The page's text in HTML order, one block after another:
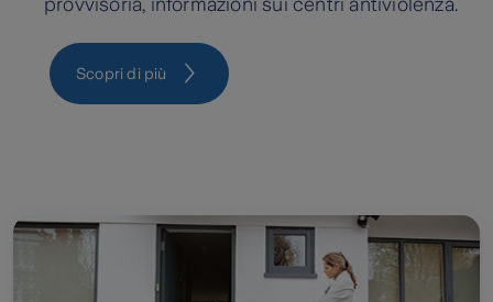
provvisoria, informazioni sui centri antiviolenza.
Scopri di più